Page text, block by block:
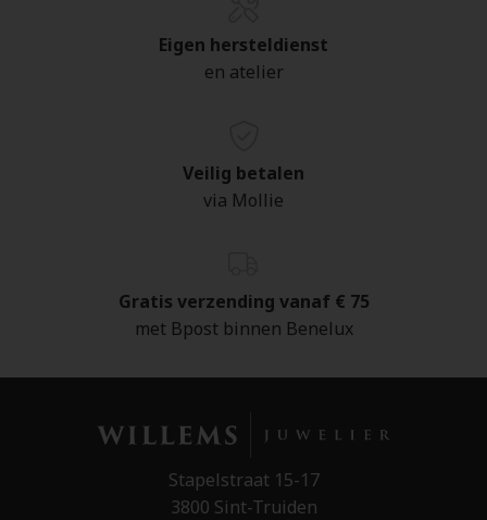
Eigen hersteldienst
en atelier
Veilig betalen
via Mollie
Gratis verzending vanaf € 75
met Bpost binnen Benelux
Stapelstraat 15-17
3800 Sint-Truiden